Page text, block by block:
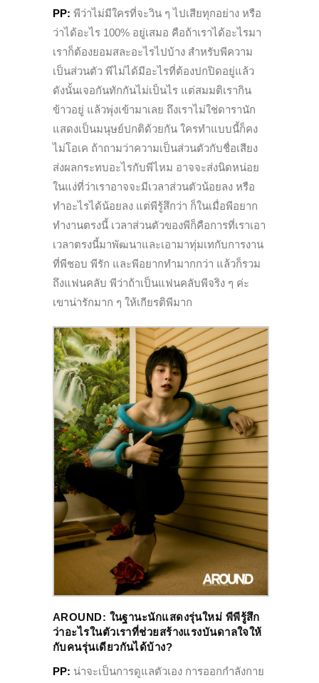
PP: พีว่าไม่มีใครที่จะวิน ๆ ไปเสียทุกอย่าง หรือ
ว่าได้อะไร 100% อยู่เสมอ คือถ้าเราได้อะไรมา
เราก็ต้องยอมสละอะไรไปบ้าง สำหรับพีความ
เป็นส่วนตัว พีไม่ได้มีอะไรที่ต้องปกปิดอยู่แล้ว
ดังนั้นเจอกันทักกันไม่เป็นไร แต่สมมติเรากิน
ข้าวอยู่ แล้วพุ่งเข้ามาเลย ถึงเราไม่ใช่ดารานัก
แสดงเป็นมนุษย์ปกติด้วยกัน ใครทำแบบนี้ก็คง
ไม่โอเค ถ้าถามว่าความเป็นส่วนตัวกับชื่อเสียง
ส่งผลกระทบอะไรกับพีไหม อาจจะส่งนิดหน่อย
ในแง่ที่ว่าเราอาจจะมีเวลาส่วนตัวน้อยลง หรือ
ทำอะไรได้น้อยลง แต่พีรู้สึกว่า ก็ในเมื่อพีอยาก
ทำงานตรงนี้ เวลาส่วนตัวของพีก็คือการที่เราเอา
เวลาตรงนี้มาพัฒนาและเอามาทุ่มเทกับการงาน
ที่พีชอบ พีรัก และพีอยากทำมากกว่า แล้วก็รวม
ถึงแฟนคลับ พีว่าถ้าเป็นแฟนคลับพีจริง ๆ ค่ะ
เขาน่ารักมาก ๆ ให้เกียรติพีมาก
AROUND: ในฐานะนักแสดงรุ่นใหม่ พีพีรู้สึก
ว่าอะไรในตัวเราที่ช่วยสร้างแรงบันดาลใจให้
กับคนรุ่นเดียวกันได้บ้าง?
PP: น่าจะเป็นการดูแลตัวเอง การออกกำลังกาย